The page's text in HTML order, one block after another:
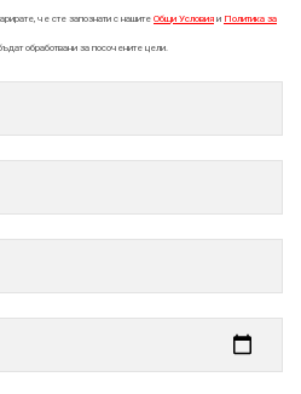
че сте запознати с нашите Общи Условия и Политика за
обработвани за посочените цели.